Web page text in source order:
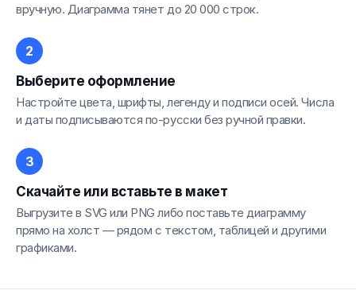
вручную. Диаграмма тянет до 20 000 строк.
Выберите оформление
Настройте цвета, шрифты, легенду и подписи осей. Числа
и даты подписываются по-русски без ручной правки.
Скачайте или вставьте в макет
Выгрузите в SVG или PNG либо поставьте диаграмму
прямо на холст — рядом с текстом, таблицей и другими
графиками.